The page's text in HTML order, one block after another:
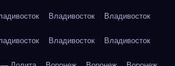
Владивосток Владивосток
Владивосток Владивосток